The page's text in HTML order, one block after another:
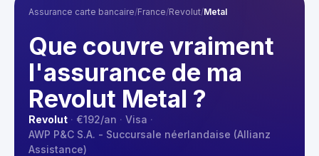
Assurance carte bancaire/France/Revolut/Metal
Que couvre vraiment
l'assurance de ma
Revolut Metal ?
Revolut · €192/an · Visa ·
AWP P&C S.A. - Succursale néerlandaise (Allianz
Assistance)